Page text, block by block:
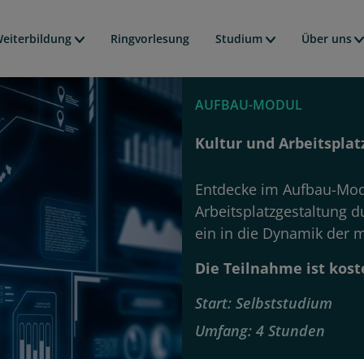
zum
Ringvorlesung Studium Über uns
AUFBAU-MODUL
Kultur und
Entdecke im Aufbau-
Arbeitsplatzgestaltung
ein in die Dynamik der
Die Teilnahme ist
Start Selbststudium
Umfang 4 Stunden